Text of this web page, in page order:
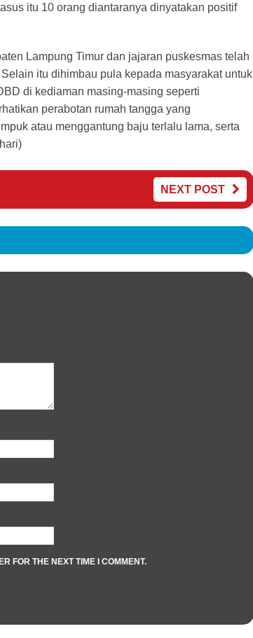
itu 10 orang diantaranya dinyatakan positif
Lampung Timur dan jajaran puskesmas telah
itu dihimbau pula kepada masyarakat untuk
di kediaman masing-masing seperti
perabotan rumah tangga yang
atau menggantung baju terlalu lama, serta
NEXT POST
FOR THE NEXT TIME I COMMENT.